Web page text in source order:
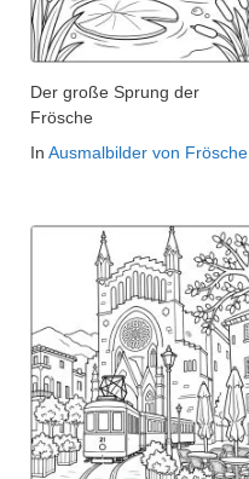
Der große Sprung der
Frösche
In Ausmalbilder von Frösche